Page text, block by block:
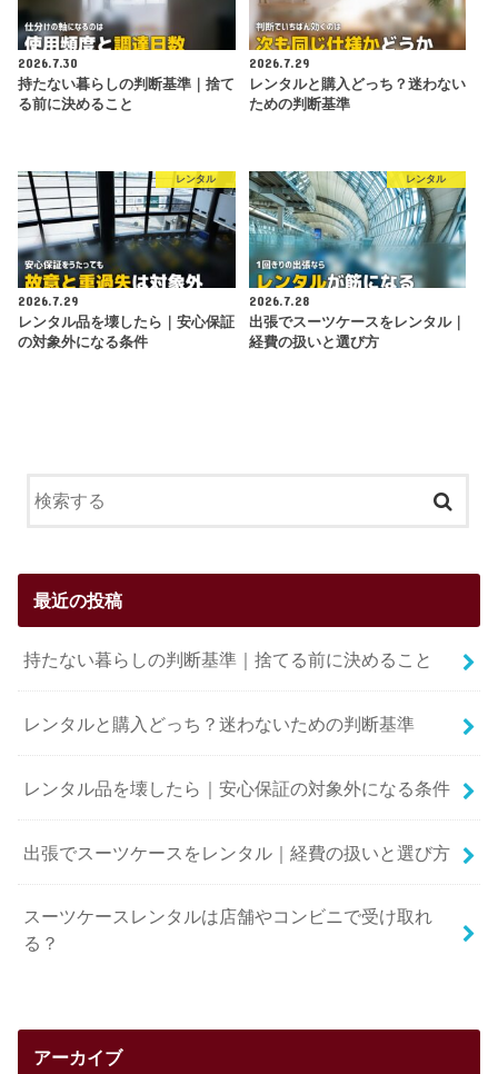
2026.7.30
持たない暮らしの判断基準｜捨て
る前に決めること
2026.7.29
レンタルと購入どっち？迷わない
ための判断基準
レンタル
2026.7.29
レンタル品を壊したら｜安心保証
の対象外になる条件
レンタル
2026.7.28
出張でスーツケースをレンタル｜
経費の扱いと選び方
最近の投稿
持たない暮らしの判断基準｜捨てる前に決めること
レンタルと購入どっち？迷わないための判断基準
レンタル品を壊したら｜安心保証の対象外になる条件
出張でスーツケースをレンタル｜経費の扱いと選び方
スーツケースレンタルは店舗やコンビニで受け取れ
る？
アーカイブ